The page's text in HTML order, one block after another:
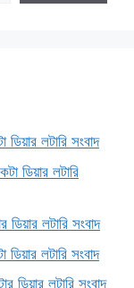
লটারি সংবাদ
ডিয়ার লটারি
লটারি সংবাদ
লটারি সংবাদ
লটারি সংবাদ